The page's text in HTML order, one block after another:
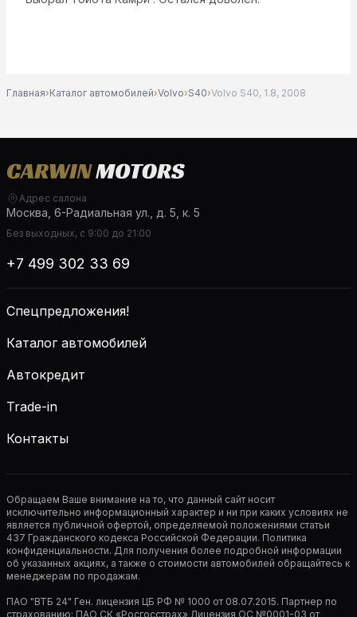
Главная›Каталог автомобилей›Volvo›S40›Volvo S40, 1.8, 2008
Адрес салона
Москва, 6-Радиальная ул., д. 5, к. 5
Без выходных, с 9:00 до 21:00
+7 499 302 33 69
Спецпредложения!
Каталог автомобилей
Автокредит
Trade-in
Контакты
Обращаем Ваше внимание на то, что данный сайт носит
исключительно информационный характер и ни при каких условиях не
является публичной офертой, определяемой положениями статьи
437 Гражданского кодекса Российской Федерации. Политика
конфиденциальности. Для получения более подробной информации
об указанных акциях, а также о стоимости автомобилей обращайтесь к
менеджерам по продажам.
ПАО "ВТБ 24" Ген. лицензия ЦБ РФ № 1000 от 08.07.2015. Партнер по
страхованию: ПАО СК «Росгосстрах» Лицензия ОС №0001-03 от